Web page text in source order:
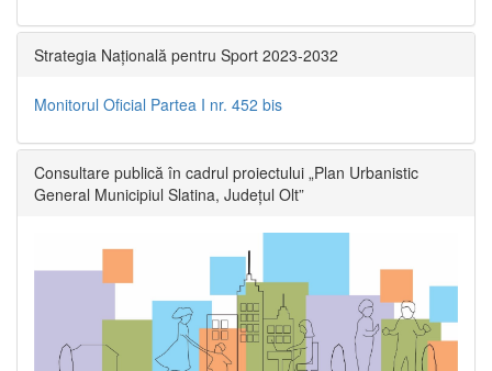
Strategia Națională pentru Sport 2023-2032
Monitorul Oficial Partea I nr. 452 bis
Consultare publică în cadrul proiectului „Plan Urbanistic
General Municipiul Slatina, Județul Olt”